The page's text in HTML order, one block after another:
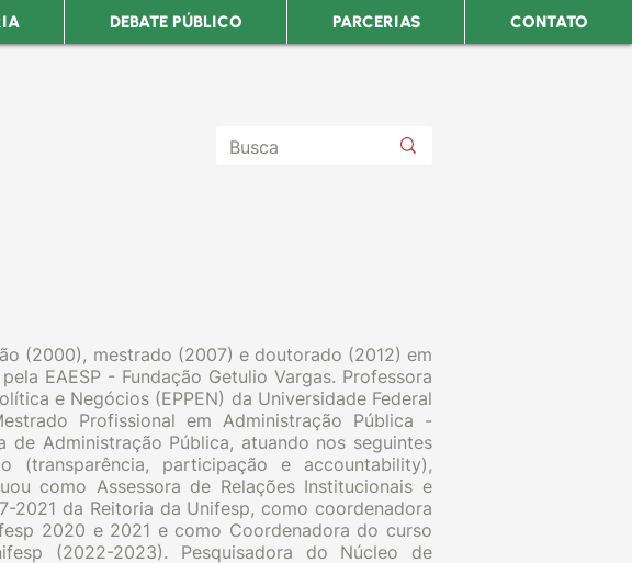
DEBATE PÚBLICO PARCERIAS CONTATO
(2000), mestrado (2007) e doutorado (2012) em
EAESP - Fundação Getulio Vargas. Professora
e Negócios (EPPEN) da Universidade Federal
Profissional em Administração Pública -
de Administração Pública, atuando nos seguintes
(transparência, participação e accountability),
como Assessora de Relações Institucionais e
2021 da Reitoria da Unifesp, como coordenadora
2020 e 2021 e como Coordenadora do curso
(2022-2023). Pesquisadora do Núcleo de